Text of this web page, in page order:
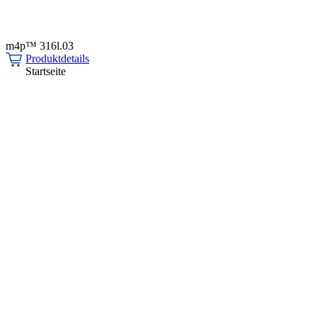
m4p™ 316l.03
Produktdetails
Startseite